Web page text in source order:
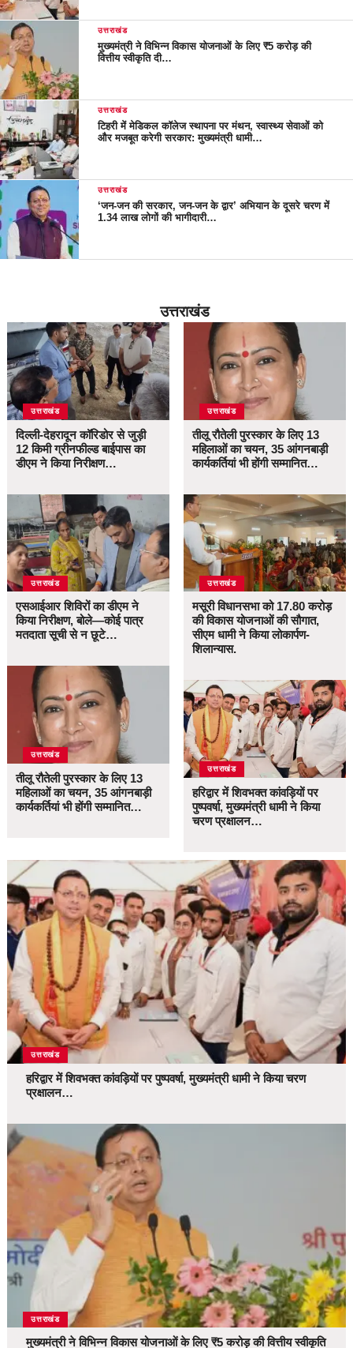
उत्तराखंड
मुख्यमंत्री ने विभिन्न विकास योजनाओं के लिए ₹5 करोड़ की
वित्तीय स्वीकृति दी…
उत्तराखंड
टिहरी में मेडिकल कॉलेज स्थापना पर मंथन, स्वास्थ्य सेवाओं को
और मजबूत करेगी सरकार: मुख्यमंत्री धामी…
उत्तराखंड
‘जन-जन की सरकार, जन-जन के द्वार’ अभियान के दूसरे चरण में
1.34 लाख लोगों की भागीदारी…
उत्तराखंड
उत्तराखंड
दिल्ली-देहरादून कॉरिडोर से जुड़ी
12 किमी ग्रीनफील्ड बाईपास का
डीएम ने किया निरीक्षण…
उत्तराखंड
एसआईआर शिविरों का डीएम ने
किया निरीक्षण, बोले—कोई पात्र
मतदाता सूची से न छूटे…
उत्तराखंड
तीलू रौतेली पुरस्कार के लिए 13
महिलाओं का चयन, 35 आंगनबाड़ी
कार्यकर्तियां भी होंगी सम्मानित…
उत्तराखंड
तीलू रौतेली पुरस्कार के लिए 13
महिलाओं का चयन, 35 आंगनबाड़ी
कार्यकर्तियां भी होंगी सम्मानित…
उत्तराखंड
मसूरी विधानसभा को 17.80 करोड़
की विकास योजनाओं की सौगात,
सीएम धामी ने किया लोकार्पण-
शिलान्यास.
उत्तराखंड
हरिद्वार में शिवभक्त कांवड़ियों पर
पुष्पवर्षा, मुख्यमंत्री धामी ने किया
चरण प्रक्षालन…
उत्तराखंड
हरिद्वार में शिवभक्त कांवड़ियों पर पुष्पवर्षा, मुख्यमंत्री धामी ने किया चरण
प्रक्षालन…
उत्तराखंड
मुख्यमंत्री ने विभिन्न विकास योजनाओं के लिए ₹5 करोड़ की वित्तीय स्वीकृति